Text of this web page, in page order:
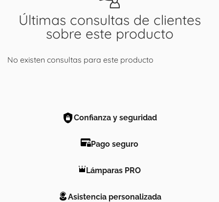
Últimas consultas de clientes
sobre este producto
No existen consultas para este producto
Confianza y seguridad
Pago seguro
Lámparas PRO
Asistencia personalizada